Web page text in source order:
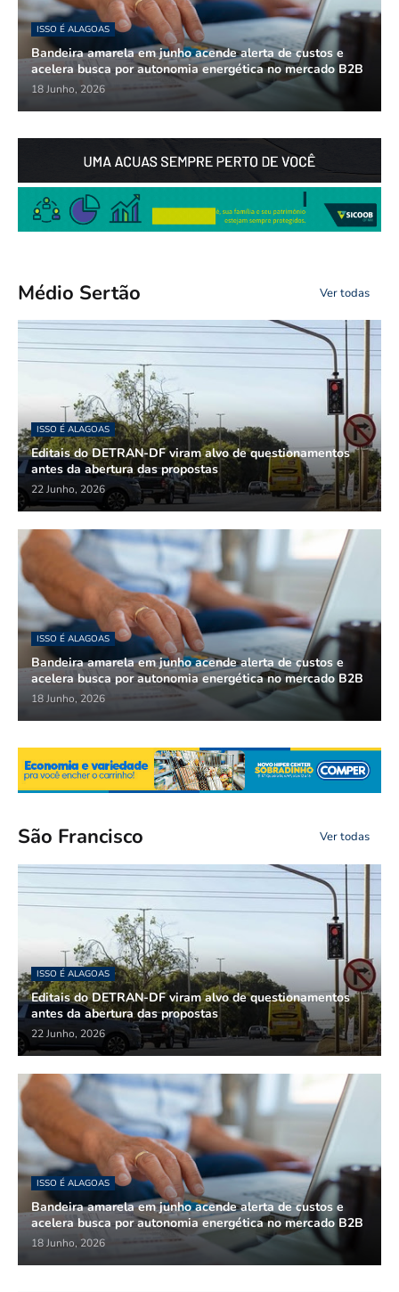
ISSO É ALAGOAS
Bandeira amarela em junho acende alerta de custos e
acelera busca por autonomia energética no mercado B2B
18 Junho, 2026
Médio Sertão Ver todas
ISSO É ALAGOAS
Editais do DETRAN-DF viram alvo de questionamentos
antes da abertura das propostas
22 Junho, 2026
ISSO É ALAGOAS
Bandeira amarela em junho acende alerta de custos e
acelera busca por autonomia energética no mercado B2B
18 Junho, 2026
São Francisco Ver todas
ISSO É ALAGOAS
Editais do DETRAN-DF viram alvo de questionamentos
antes da abertura das propostas
22 Junho, 2026
ISSO É ALAGOAS
Bandeira amarela em junho acende alerta de custos e
acelera busca por autonomia energética no mercado B2B
18 Junho, 2026